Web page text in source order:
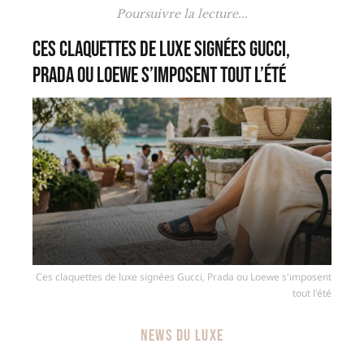
Poursuivre la lecture...
Ces claquettes de luxe signées Gucci,
Prada ou Loewe s’imposent tout l’été
Ces claquettes de luxe signées Gucci, Prada ou Loewe s'imposent
tout l'été
NEWS DU LUXE